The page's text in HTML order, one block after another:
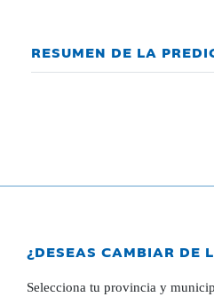
RESUMEN DE LA
¿DESEAS CAMBIAR DE
Selecciona tu provincia y